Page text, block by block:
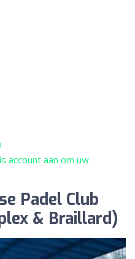
account aan om uw
Padel Club
& Braillard)